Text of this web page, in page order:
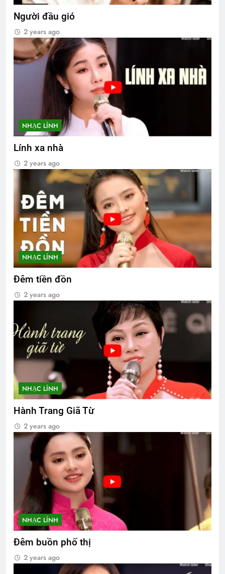
Người đầu gió
2 years ago
NHẠC LÍNH
Lính xa nhà
2 years ago
NHẠC LÍNH
Đêm tiền đồn
2 years ago
NHẠC LÍNH
Hành Trang Giã Từ
2 years ago
NHẠC LÍNH
Đêm buồn phố thị
2 years ago